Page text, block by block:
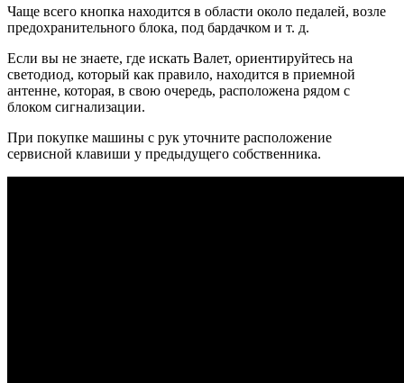
Чаще всего кнопка находится в области около педалей, возле
предохранительного блока, под бардачком и т. д.
Если вы не знаете, где искать Валет, ориентируйтесь на
светодиод, который как правило, находится в приемной
антенне, которая, в свою очередь, расположена рядом с
блоком сигнализации.
При покупке машины с рук уточните расположение
сервисной клавиши у предыдущего собственника.